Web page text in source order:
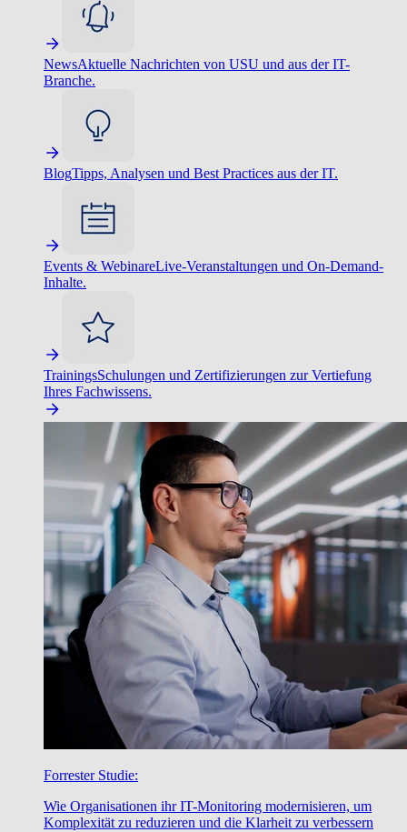
NewsAktuelle Nachrichten von USU und aus der IT-
Branche.
BlogTipps, Analysen und Best Practices aus der IT.
Events & WebinareLive-Veranstaltungen und On-Demand-
Inhalte.
TrainingsSchulungen und Zertifizierungen zur Vertiefung
Ihres Fachwissens.
Forrester Studie:
Wie Organisationen ihr IT-Monitoring modernisieren, um
Komplexität zu reduzieren und die Klarheit zu verbessern